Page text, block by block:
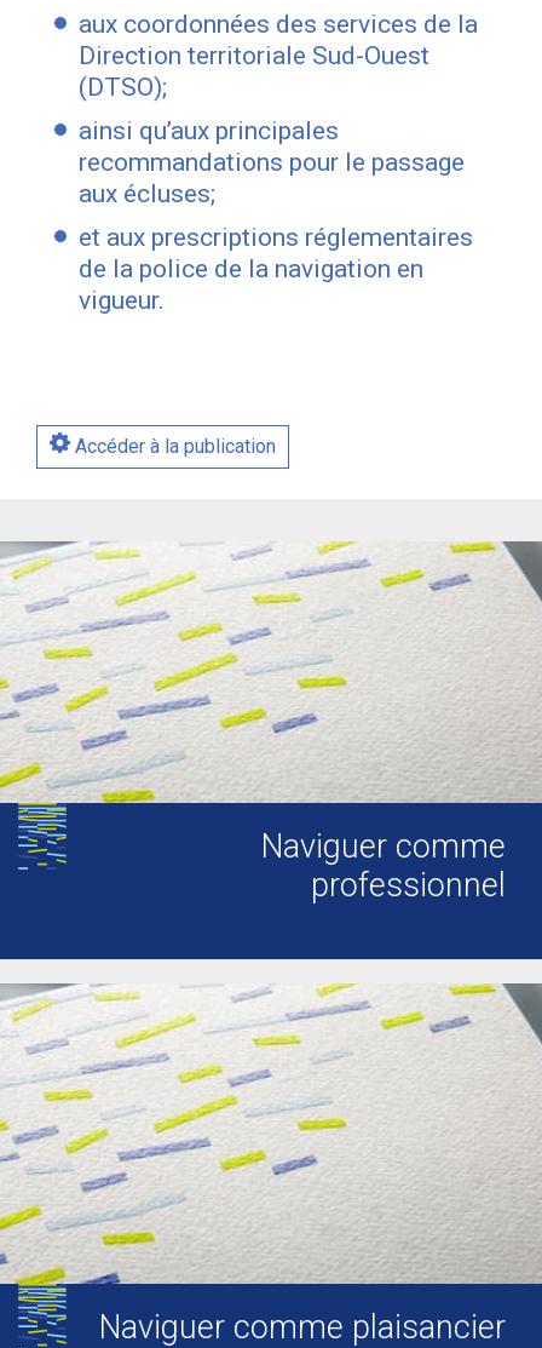
aux coordonnées des services de la
Direction territoriale Sud-Ouest
(DTSO);
ainsi qu’aux principales
recommandations pour le passage
aux écluses;
et aux prescriptions réglementaires
de la police de la navigation en
vigueur.
Accéder à la publication
Naviguer comme
professionnel
Naviguer comme plaisancier